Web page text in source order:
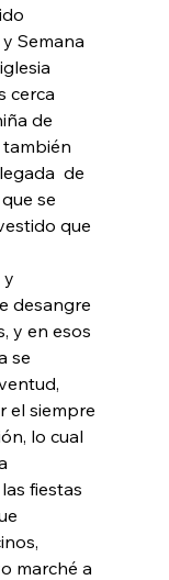
Semana
cerca
de
también
de
se
que
y
desangre
y en esos
se
el siempre
lo cual
fiestas
marché a